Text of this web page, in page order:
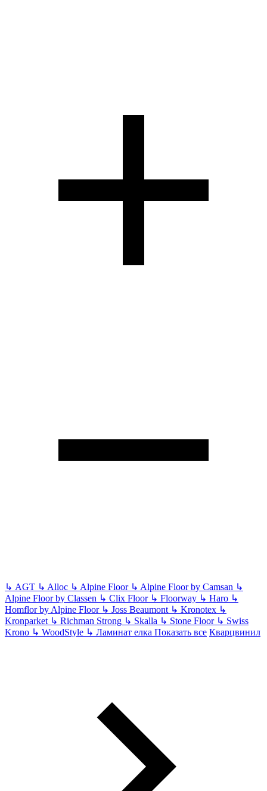
↳ AGT ↳ Alloc ↳ Alpine Floor ↳ Alpine Floor by Camsan ↳
Alpine Floor by Classen ↳ Clix Floor ↳ Floorway ↳ Haro ↳
Homflor by Alpine Floor ↳ Joss Beaumont ↳ Kronotex ↳
Kronparket ↳ Richman Strong ↳ Skalla ↳ Stone Floor ↳ Swiss
Krono ↳ WoodStyle ↳ Ламинат елка Показать все Кварцвинил